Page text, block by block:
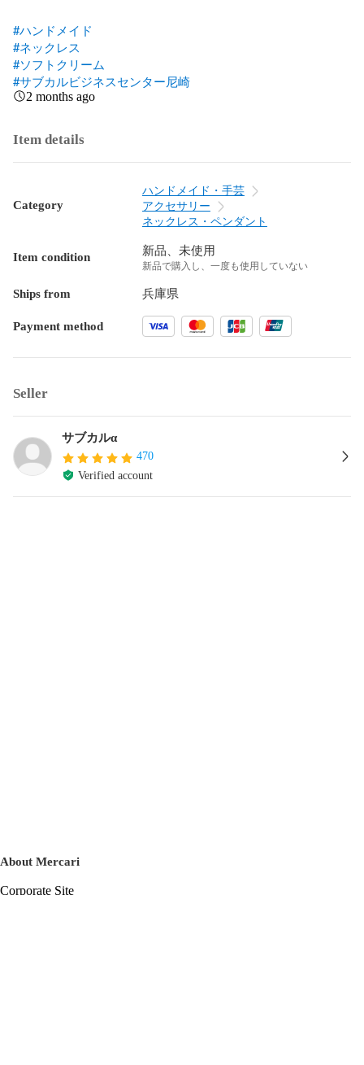
#ハンドメイド
#ネックレス
#ソフトクリーム
#サブカルビジネスセンター尼崎
2 months ago
Item details
Category
ハンドメイド・手芸
アクセサリー
ネックレス・ペンダント
Item condition 新品、未使用
新品で購入し、一度も使用していない
Ships from 兵庫県
Payment method
Seller
サブカルα
470
Verified account
About Mercari
Corporate Site